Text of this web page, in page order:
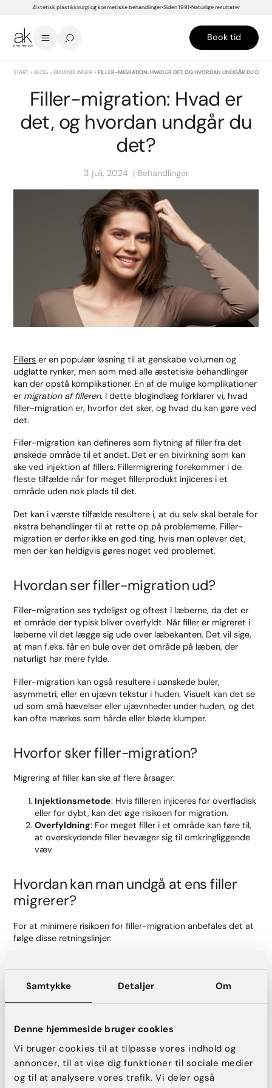
Samtykke Detaljer Om
Denne hjemmeside bruger cookies
Vi bruger cookies til at tilpasse vores indhold og
annoncer, til at vise dig funktioner til sociale medier
og til at analysere vores trafik. Vi deler også
Æstetisk plastikkirurgi og kosmetiske behandlinger Siden 1991 Naturlige resultater
Book tid
START >BLOG >BEHANDLINGER >FILLER-MIGRATION: HVAD ER DET, OG HVORDAN UNDGÅR DU DET?
Filler-migration: Hvad er
det, og hvordan undgår du
det?
3 juli, 2024 Behandlinger
Fillers er en populær løsning til at genskabe volumen og
udglatte rynker, men som med alle æstetiske behandlinger
kan der opstå komplikationer. En af de mulige komplikationer
er migration af filleren. I dette blogindlæg forklarer vi, hvad
filler-migration er, hvorfor det sker, og hvad du kan gøre ved
det.
Filler-migration kan defineres som flytning af filler fra det
ønskede område til et andet. Det er en bivirkning som kan
ske ved injektion af fillers. Fillermigrering forekommer i de
fleste tilfælde når for meget fillerprodukt injiceres i et
område uden nok plads til det.
Det kan i værste tilfælde resultere i, at du selv skal betale for
ekstra behandlinger til at rette op på problemerne. Filler-
migration er derfor ikke en god ting, hvis man oplever det,
men der kan heldigvis gøres noget ved problemet.
Hvordan ser filler-migration ud?
Filler-migration ses tydeligst og oftest i læberne, da det er
et område der typisk bliver overfyldt. Når filler er migreret i
læberne vil det lægge sig ude over læbekanten. Det vil sige,
at man f.eks. får en bule over det område på læben, der
naturligt har mere fylde.
Filler-migration kan også resultere i uønskede buler,
asymmetri, eller en ujævn tekstur i huden. Visuelt kan det se
ud som små hævelser eller ujævnheder under huden, og det
kan ofte mærkes som hårde eller bløde klumper.
Hvorfor sker filler-migration?
Migrering af filler kan ske af flere årsager:
Injektionsmetode: Hvis filleren injiceres for overfladisk
eller for dybt, kan det øge risikoen for migration.
Overfyldning: For meget filler i et område kan føre til,
at overskydende filler bevæger sig til omkringliggende
væv
Hvordan kan man undgå at ens filler
migrerer?
For at minimere risikoen for filler-migration anbefales det at
følge disse retningslinjer:
behandler, som dem du møder hos AK Aesthetics, vil
have den nødvendige ekspertise til at injicere filleren
skal bruges for at opnå et naturligt resultat uden risiko
for migration. Så det bedste du kan gøre er at lytte til
din behandlers rådgivning til mængden af filler –
selvom du måske ønsker en mere markant volumen.
Efterbehandling: Følg alle